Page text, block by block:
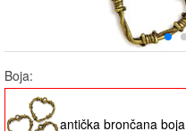
Boja:
antička brončana boja